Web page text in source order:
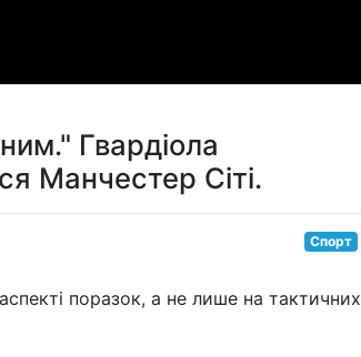
Гвардіола
Манчестер Сіті.
Спорт
поразок, а не лише на тактичних